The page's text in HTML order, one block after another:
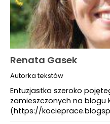
Renata Gasek
Autorka tekstów
Entuzjastka szeroko
zamieszczonych na blogu
(https://